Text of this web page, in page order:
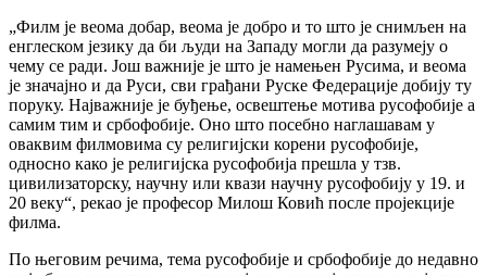
„Филм је веома добар, веома је добро и то што је снимљен на
енглеском језику да би људи на Западу могли да разумеју о
чему се ради. Још важније је што је намењен Русима, и веома
је значајно и да Руси, сви грађани Руске Федерације добију ту
поруку. Најважније је буђење, освештење мотива русофобије а
самим тим и србофобије. Оно што посебно наглашавам у
оваквим филмовима су религијски корени русофобије,
односно како је религијска русофобија прешла у тзв.
цивилизаторску, научну или квази научну русофобију у 19. и
20 веку“, рекао је професор Милош Ковић после пројекције
филма.
По његовим речима, тема русофобије и србофобије до недавно